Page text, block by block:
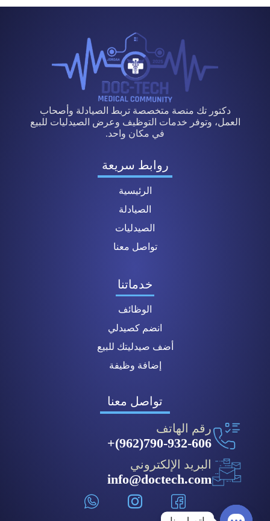
دكتور تك منصة متخصصة تربط الصيادلة وأصحاب
العمل، وتوفر خدمات التوظيف وعرض الصيدليات للبيع
في مكان واحد.
روابط سريعة
الرئيسية
الصيادلة
الصيدليات
تواصل معنا
خدماتنا
الوظائف
انضم كصيدلي
أضف صيدليتك للبيع
إضافة وظيفة
تواصل معنا
رقم الهاتف
790-932-606(962)+
البريد الإلكتروني
info@doctech.com